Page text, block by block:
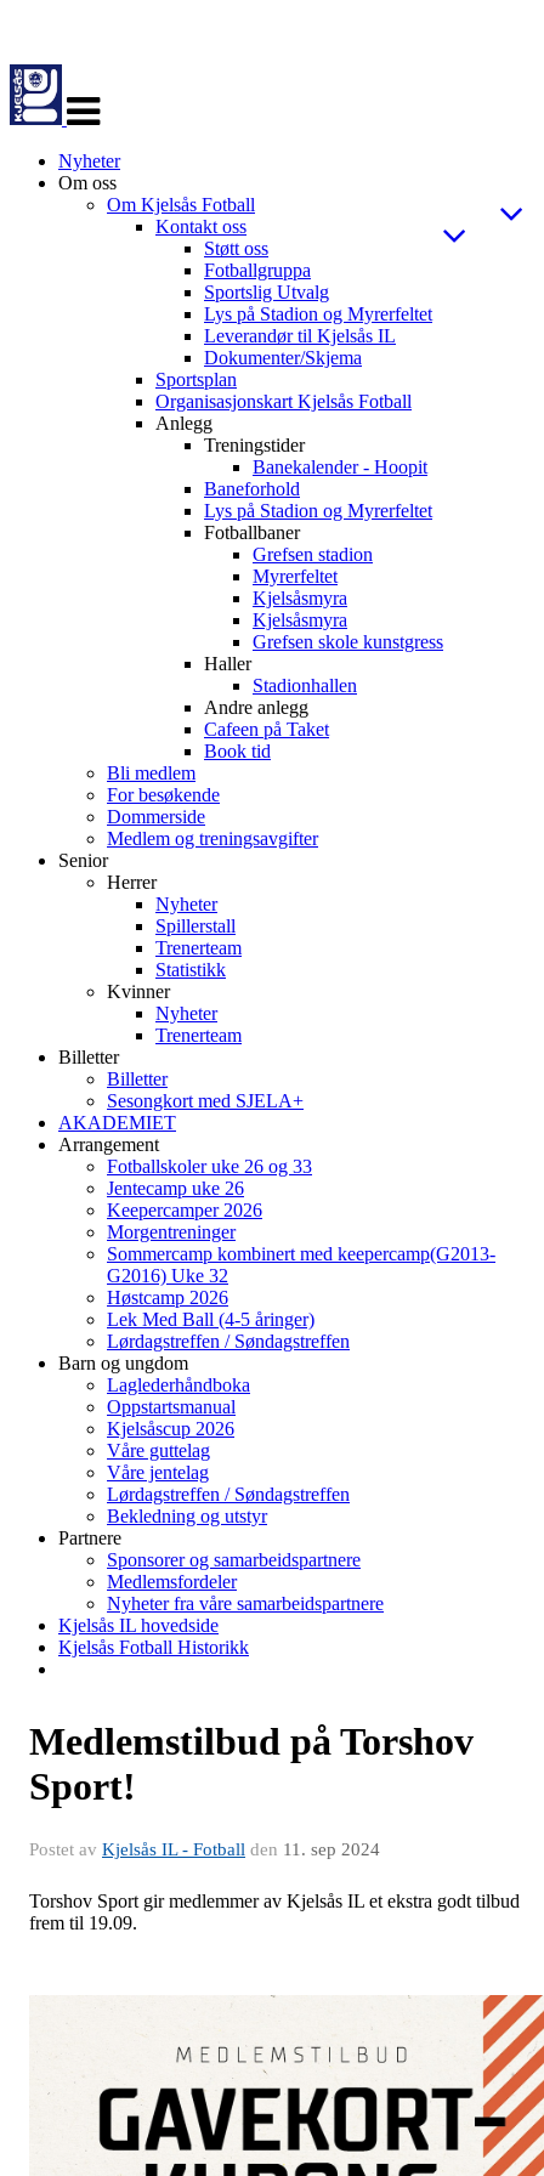
navigasjon
Nyheter
Om oss
Om Kjelsås Fotball
Kontakt oss
Støtt oss
Fotballgruppa
Sportslig Utvalg
Lys på Stadion og Myrerfeltet
Leverandør til Kjelsås IL
Dokumenter/Skjema
Sportsplan
Organisasjonskart Kjelsås Fotball
Anlegg
Treningstider
Banekalender - Hoopit
Baneforhold
Lys på Stadion og Myrerfeltet
Fotballbaner
Grefsen stadion
Myrerfeltet
Kjelsåsmyra
Kjelsåsmyra
Grefsen skole kunstgress
Haller
Stadionhallen
Andre anlegg
Cafeen på Taket
Book tid
Bli medlem
For besøkende
Dommerside
Medlem og treningsavgifter
Senior
Herrer
Nyheter
Spillerstall
Trenerteam
Statistikk
Kvinner
Nyheter
Trenerteam
Billetter
Billetter
Sesongkort med SJELA+
AKADEMIET
Arrangement
Fotballskoler uke 26 og 33
Jentecamp uke 26
Keepercamper 2026
Morgentreninger
Sommercamp kombinert med keepercamp(G2013-
G2016) Uke 32
Høstcamp 2026
Lek Med Ball (4-5 åringer)
Lørdagstreffen / Søndagstreffen
Barn og ungdom
Laglederhåndboka
Oppstartsmanual
Kjelsåscup 2026
Våre guttelag
Våre jentelag
Lørdagstreffen / Søndagstreffen
Bekledning og utstyr
Partnere
Sponsorer og samarbeidspartnere
Medlemsfordeler
Nyheter fra våre samarbeidspartnere
Kjelsås IL hovedside
Kjelsås Fotball Historikk
Medlemstilbud på Torshov
Sport!
Postet av Kjelsås IL - Fotball den 11. sep 2024
Torshov Sport gir medlemmer av Kjelsås IL et ekstra godt tilbud
frem til 19.09.